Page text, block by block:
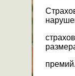
премий.